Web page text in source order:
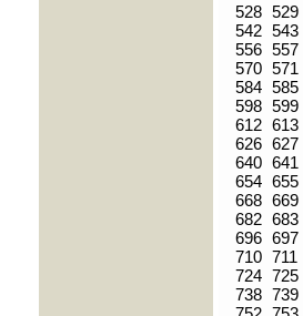
528 529
542 543
556 557
570 571
584 585
598 599
612 613
626 627
640 641
654 655
668 669
682 683
696 697
710 711
724 725
738 739